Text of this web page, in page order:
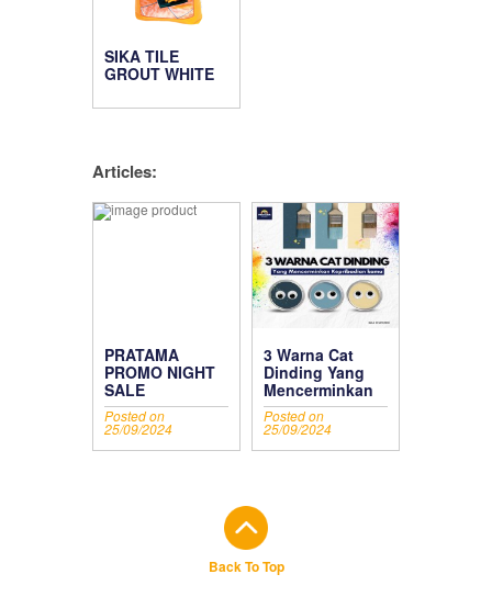
SIKA TILE
GROUT WHITE
Articles:
PRATAMA
PROMO NIGHT
SALE
Posted on
25/09/2024
3 Warna Cat
Dinding Yang
Mencerminkan
Kepribadian
Kamu
Posted on
25/09/2024
Back To Top